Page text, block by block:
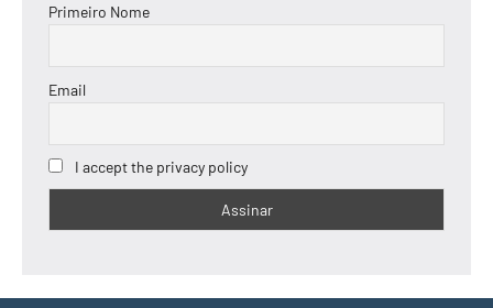
Primeiro Nome
Email
I accept the privacy policy